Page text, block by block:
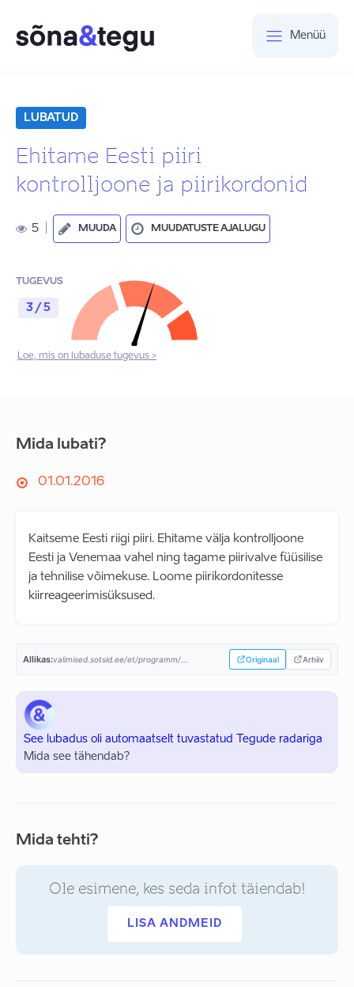
Menüü
LUBATUD
Ehitame Eesti piiri
kontrolljoone ja piirikordonid
5 MUUDA MUUDATUSTE AJALUGU
TUGEVUS
3 / 5
Loe, mis on lubaduse tugevus >
Mida lubati?
01.01.2016
Kaitseme Eesti riigi piiri. Ehitame välja kontrolljoone
Eesti ja Venemaa vahel ning tagame piirivalve füüsilise
ja tehnilise võimekuse. Loome piirikordonitesse
kiirreageerimisüksused.
Allikas:valimised.sotsid.ee/et/programm/... Originaal Arhiiv
See lubadus oli automaatselt tuvastatud Tegude radariga
Mida see tähendab?
Mida tehti?
Ole esimene, kes seda infot täiendab!
LISA ANDMEID